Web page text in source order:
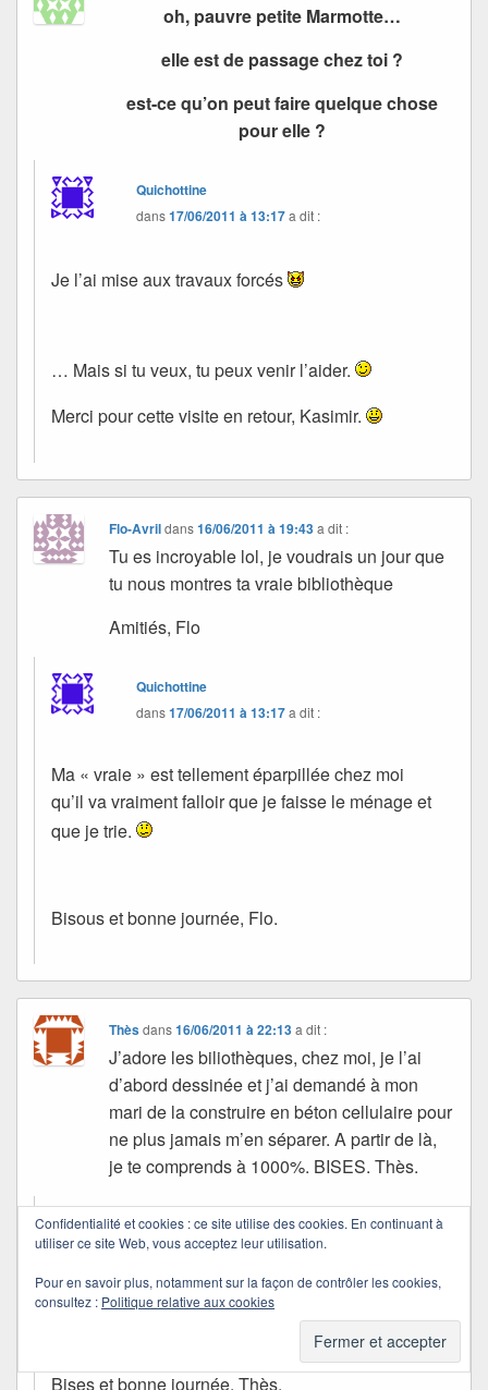
oh, pauvre petite Marmotte…
elle est de passage chez toi ?
est-ce qu’on peut faire quelque chose
pour elle ?
Quichottine
dans17/06/2011 à 13:17a dit :
Je l’ai mise aux travaux forcés
… Mais si tu veux, tu peux venir l’aider.
Merci pour cette visite en retour, Kasimir.
Flo-Avrildans16/06/2011 à 19:43 a dit :
Tu es incroyable lol, je voudrais un jour que
tu nous montres ta vraie bibliothèque
Amitiés, Flo
Quichottine
dans17/06/2011 à 13:17a dit :
Ma « vraie » est tellement éparpillée chez moi
qu’il va vraiment falloir que je faisse le ménage et
que je trie.
Bisous et bonne journée, Flo.
Thèsdans16/06/2011 à 22:13 a dit :
J’adore les biliothèques, chez moi, je l’ai
d’abord dessinée et j’ai demandé à mon
mari de la construire en béton cellulaire pour
ne plus jamais m’en séparer. A partir de là,
je te comprends à 1000%. BISES. Thès.
Quichottine
dans17/06/2011 à 13:21a dit :
C’est la meilleure des bibliothèques. Bravo à toi et
Bises et bonne journée, Thès.
Confidentialité et cookies : ce site utilise des cookies. En continuant à
utiliser ce site Web, vous acceptez leur utilisation.
Pour en savoir plus, notamment sur la façon de contrôler les cookies,
consultez : Politique relative aux cookies